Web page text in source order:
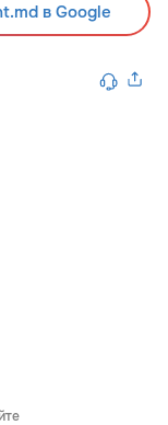
в Google